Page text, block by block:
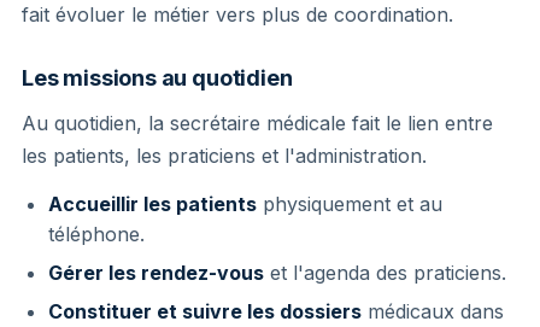
fait évoluer le métier vers plus de coordination.
Les missions au quotidien
Au quotidien, la secrétaire médicale fait le lien entre
les patients, les praticiens et l'administration.
Accueillir les patients physiquement et au
téléphone.
Gérer les rendez-vous et l'agenda des praticiens.
Constituer et suivre les dossiers médicaux dans